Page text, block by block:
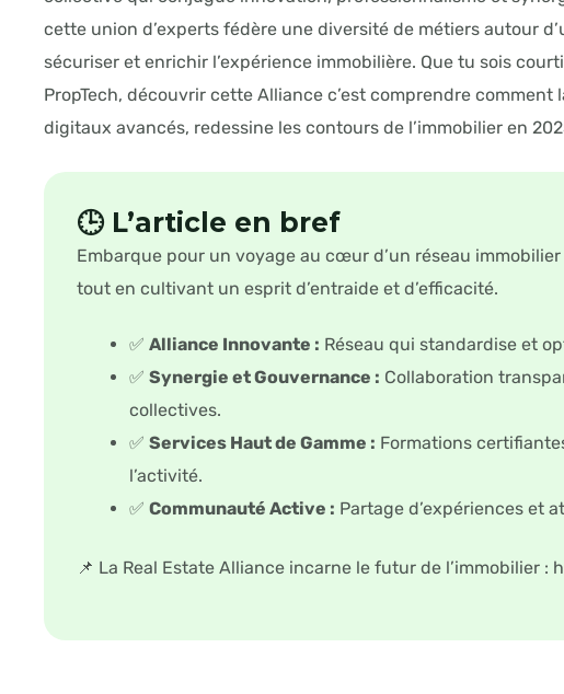
cette union d’experts fédère une diversité de métiers autour
sécuriser et enrichir l’expérience immobilière. Que tu sois
PropTech, découvrir cette Alliance c’est comprendre
digitaux avancés, redessine les contours de l’immobilier en
🕒 L’article en bref
Embarque pour un voyage au cœur d’un réseau
tout en cultivant un esprit d’entraide et d’efficacité.
✅ Alliance Innovante : Réseau qui standardise et
✅ Synergie et Gouvernance : Collaboration
collectives.
✅ Services Haut de Gamme : Formations
l’activité.
✅ Communauté Active : Partage d’expériences et
📌 La Real Estate Alliance incarne le futur de l’immobilier :